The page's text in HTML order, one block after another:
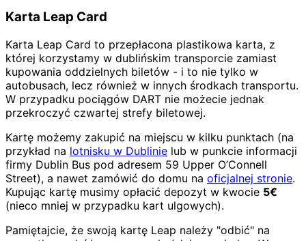
Karta Leap Card
Karta Leap Card to przepłacona plastikowa karta, z
której korzystamy w dublińskim transporcie zamiast
kupowania oddzielnych biletów - i to nie tylko w
autobusach, lecz również w innych środkach transportu.
W przypadku pociągów DART nie możecie jednak
przekroczyć czwartej strefy biletowej.
Kartę możemy zakupić na miejscu w kilku punktach (na
przykład na lotnisku w Dublinie lub w punkcie informacji
firmy Dublin Bus pod adresem 59 Upper O’Connell
Street), a nawet zamówić do domu na oficjalnej stronie.
Kupując kartę musimy opłacić depozyt w kwocie 5€
(nieco mniej w przypadku kart ulgowych).
Pamiętajcie, że swoją kartę Leap należy "odbić" na